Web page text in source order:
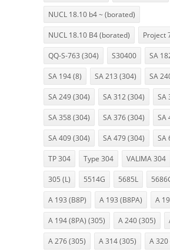
NUCL 18.10 b4 ~ (borated)
NUCL 18.10 B4 (borated) Project
QQ-S-763 (304) S30400 SA
SA 194 (8) SA 213 (304) SA
SA 249 (304) SA 312 (304) SA
SA 358 (304) SA 376 (304) SA
SA 409 (304) SA 479 (304) SA
TP 304 Type 304 VALIMA 304
305 (L) 5514G 5685L
A 193 (B8P) A 193 (B8PA) A
A 194 (8PA) (305) A 240 (305)
A 276 (305) A 314 (305) A 320